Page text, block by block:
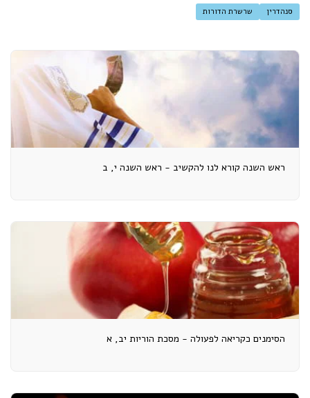
סנהדרין שרשרת הדורות
ראש השנה קורא לנו להקשיב - ראש השנה י, ב
הסימנים כקריאה לפעולה - מסכת הוריות יב, א